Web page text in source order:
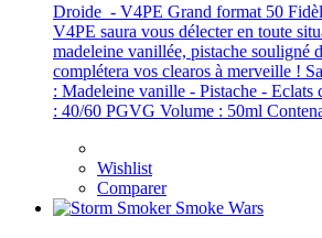
Droide - V4PE Grand format 50
V4PE saura vous délecter en toute
madeleine vanillée, pistache souligné
complétera vos clearos à merveille !
: Madeleine vanille - Pistache - Eclats
: 40/60 PGVG Volume : 50ml
Wishlist
Comparer